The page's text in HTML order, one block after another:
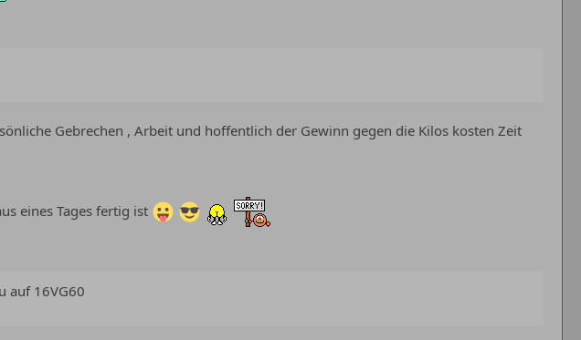
Gebrechen , Arbeit und hoffentlich der Gewinn gegen die Kilos kosten Zeit
eines Tages fertig ist
auf 16VG60